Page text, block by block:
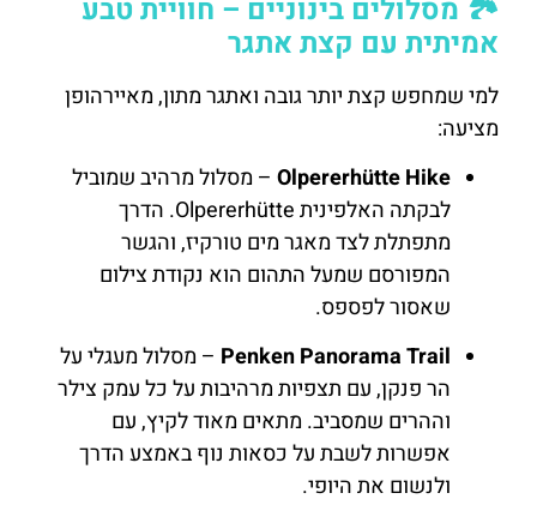
🏞️ מסלולים בינוניים – חוויית טבע
אמיתית עם קצת אתגר
למי שמחפש קצת יותר גובה ואתגר מתון, מאיירהופן
מציעה:
Olpererhütte Hike – מסלול מרהיב שמוביל
לבקתה האלפינית Olpererhütte. הדרך
מתפתלת לצד מאגר מים טורקיז, והגשר
המפורסם שמעל התהום הוא נקודת צילום
שאסור לפספס.
Penken Panorama Trail – מסלול מעגלי על
הר פנקן, עם תצפיות מרהיבות על כל עמק צילר
וההרים שמסביב. מתאים מאוד לקיץ, עם
אפשרות לשבת על כסאות נוף באמצע הדרך
ולנשום את היופי.